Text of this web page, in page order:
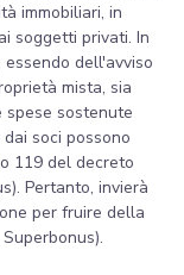
immobiliari, in
soggetti privati. In
dell'avviso
mista, sia
spese sostenute
soci possono
119 del decreto
Pertanto, invierà
per fruire della